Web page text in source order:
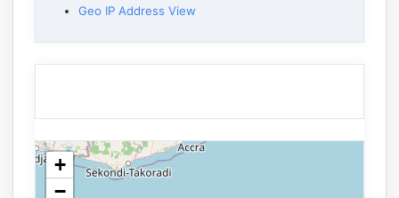
Geo IP Address View
+
−